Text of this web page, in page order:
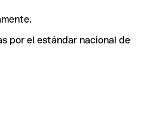
por el estándar nacional de